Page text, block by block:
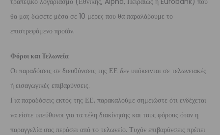
θα μας δώσετε μέσα σε 10 μέρες που θα παραλάβουμε το
επιστρεφόμενο προϊόν.
Φόροι και Τελωνεία
Οι παραδόσεις σε διευθύνσεις της ΕΕ δεν υπόκεινται σε τελωνειακές
ή εισαγωγικές επιβαρύνσεις.
Για παραδόσεις εκτός της ΕΕ, παρακαλούμε σημειώστε ότι ενδέχεται
να είστε υπεύθυνοι για τα τέλη διακίνησης και τους φόρους όταν η
παραγγελία σας περάσει από το τελωνείο. Τυχόν επιβαρύνσεις πρέπει